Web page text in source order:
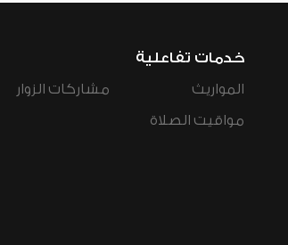
خدمات تفاعلية
المواريث
مواقيت الصلاة
مشاركات الزوار